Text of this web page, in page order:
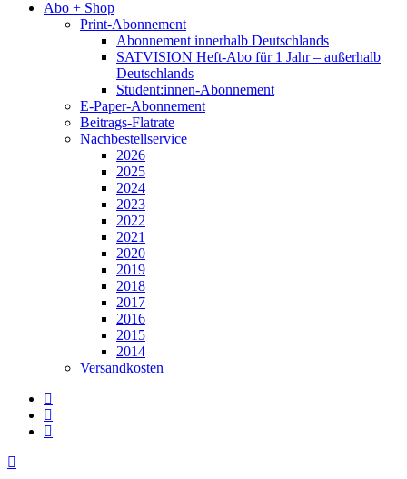
Abo + Shop
Print-Abonnement
Abonnement innerhalb Deutschlands
SATVISION Heft-Abo für 1 Jahr – außerhalb
Deutschlands
Student:innen-Abonnement
E-Paper-Abonnement
Beitrags-Flatrate
Nachbestellservice
2026
2025
2024
2023
2022
2021
2020
2019
2018
2017
2016
2015
2014
Versandkosten